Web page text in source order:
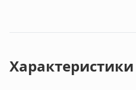
Характеристики